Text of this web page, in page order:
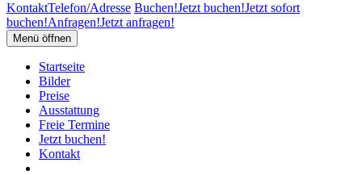
KontaktTelefon/Adresse Buchen!Jetzt buchen!Jetzt sofort
buchen!Anfragen!Jetzt anfragen!
Menü öffnen
Startseite
Bilder
Preise
Ausstattung
Freie Termine
Jetzt buchen!
Kontakt